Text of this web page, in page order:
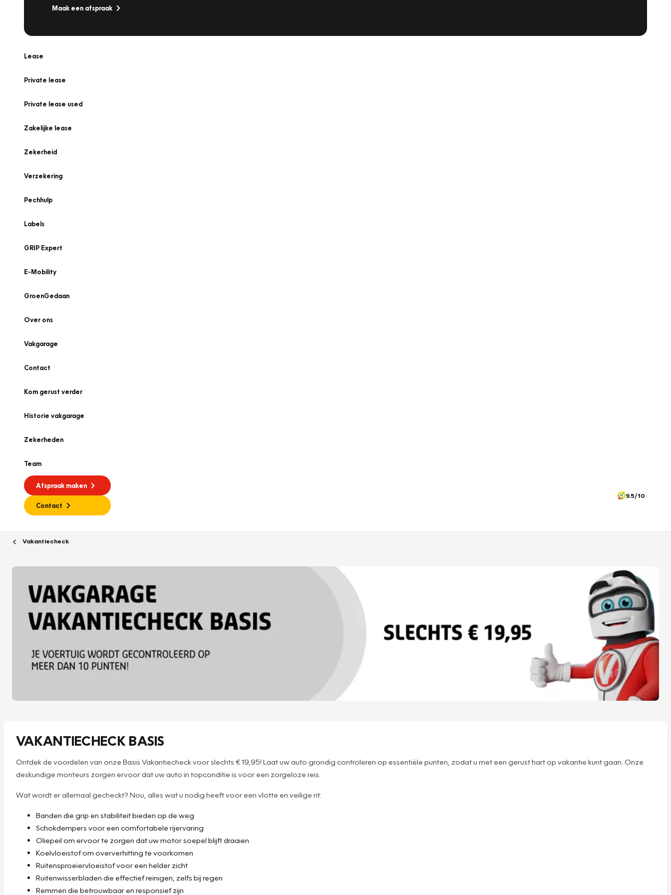
Maak een afspraak
Lease
Private lease
Private lease used
Zakelijke lease
Zekerheid
Verzekering
Pechhulp
Labels
GRIP Expert
E-Mobility
GroenGedaan
Over ons
Vakgarage
Contact
Kom gerust verder
Historie vakgarage
Zekerheden
Team
Afspraak maken
Contact
9.5/10
Vakantiecheck
VAKANTIECHECK BASIS
Ontdek de voordelen van onze Basis Vakantiecheck voor slechts € 19,95! Laat uw auto grondig controleren op essentiële punten, zodat u met een gerust hart op vakantie kunt gaan. Onze
deskundige monteurs zorgen ervoor dat uw auto in topconditie is voor een zorgeloze reis.
Wat wordt er allemaal gecheckt? Nou, alles wat u nodig heeft voor een vlotte en veilige rit:
Banden die grip en stabiliteit bieden op de weg
Schokdempers voor een comfortabele rijervaring
Oliepeil om ervoor te zorgen dat uw motor soepel blijft draaien
Koelvloeistof om oververhitting te voorkomen
Ruitensproeiervloeistof voor een helder zicht
Ruitenwisserbladen die effectief reinigen, zelfs bij regen
Remmen die betrouwbaar en responsief zijn